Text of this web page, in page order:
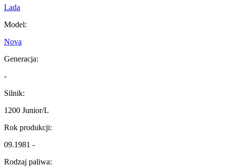
Lada
Model:
Nova
Generacja:
-
Silnik:
1200 Junior/L
Rok produkcji:
09.1981 -
Rodzaj paliwa: